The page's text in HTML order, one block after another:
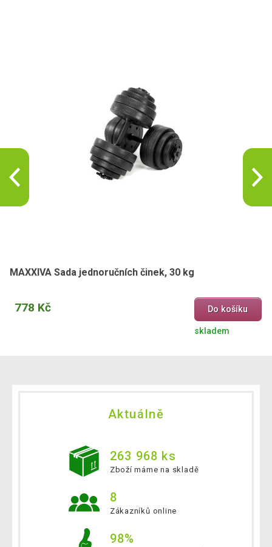
MAXXIVA Sada jednoručních činek, 30 kg
778 Kč Do košíku
skladem
Aktuálně
263 968 ks
Zboží máme na skladě
8
Zákazníků online
98%